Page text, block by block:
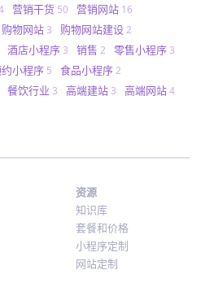
营销干货 50 营销网站 16
购物网站 3 购物网站建设2
酒店小程序 3 销售 2 零售小程序 3
小程序 5 食品小程序2
餐饮行业 3 高端建站 3 高端网站4
资源
知识库
套餐和价格
小程序定制
网站定制